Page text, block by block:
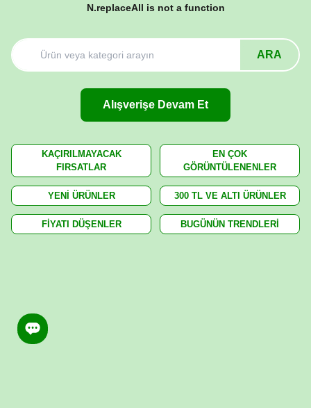
N.replaceAll is not a function
ARA
Alışverişe Devam Et
KAÇIRILMAYACAK
FIRSATLAR
EN ÇOK
GÖRÜNTÜLENENLER
YENİ ÜRÜNLER 300 TL VE ALTI ÜRÜNLER
FİYATI DÜŞENLER BUGÜNÜN TRENDLERİ